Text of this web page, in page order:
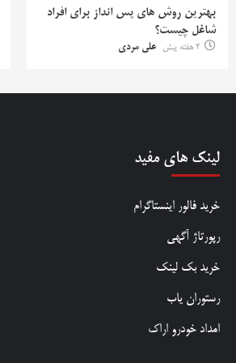
بهترین روش‌ های پس‌ انداز برای افراد
شاغل چیست؟
2 هفته پیش علی مردی
لینک های مفید
خرید فالور اینستاگرام
رپورتاژ آگهی
خرید بک لینک
رستوران یاب
امداد خودرو اراک